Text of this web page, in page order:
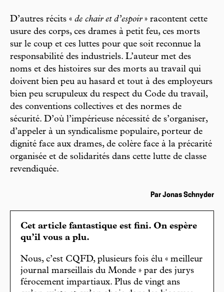
D’autres récits « de chair et d’espoir» racontent cette
usure des corps, ces drames à petit feu, ces morts
sur le coup et ces luttes pour que soit reconnue la
responsabilité des industriels. L’auteur met des
noms et des histoires sur des morts au travail qui
doivent bien peu au hasard et tout à des employeurs
bien peu scrupuleux du respect du Code du travail,
des conventions collectives et des normes de
sécurité. D’où l’impérieuse nécessité de s’organiser,
d’appeler à un syndicalisme populaire, porteur de
dignité face aux drames, de colère face à la précarité
organisée et de solidarités dans cette lutte de classe
revendiquée.
Par Jonas Schnyder
Cet article fantastique est fini. On espère
qu’il vous a plu.
Nous, c’est CQFD, plusieurs fois élu « meilleur
journal marseillais du Monde » par des jurys
férocement impartiaux. Plus de vingt ans